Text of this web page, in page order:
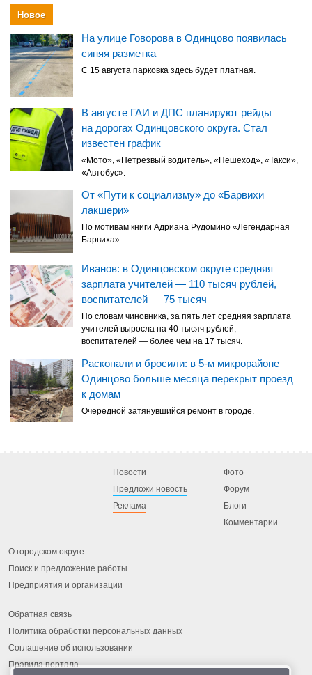
Новое
На улице Говорова в Одинцово появилась
синяя разметка
С 15 августа парковка здесь будет платная.
В августе ГАИ и ДПС планируют рейды
на дорогах Одинцовского округа. Стал
известен график
«Мото», «Нетрезвый водитель», «Пешеход», «Такси»,
«Автобус».
От «Пути к социализму» до «Барвихи
лакшери»
По мотивам книги Адриана Рудомино «Легендарная
Барвиха»
Иванов: в Одинцовском округе средняя
зарплата учителей — 110 тысяч рублей,
воспитателей — 75 тысяч
По словам чиновника, за пять лет средняя зарплата
учителей выросла на 40 тысяч рублей,
воспитателей — более чем на 17 тысяч.
Раскопали и бросили: в 5-м микрорайоне
Одинцово больше месяца перекрыт проезд
к домам
Очередной затянувшийся ремонт в городе.
Новости
Предложи новость
Реклама
Фото
Форум
Блоги
Комментарии
О городском округе
Поиск и предложение работы
Предприятия и организации
Обратная связь
Политика обработки персональных данных
Соглашение об использовании
Правила портала